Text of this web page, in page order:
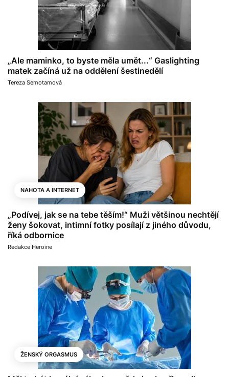
„Ale maminko, to byste měla umět...“ Gaslighting
matek začíná už na oddělení šestinedělí
Tereza Semotamová
NAHOTA A INTERNET
„Podívej, jak se na tebe těším!“ Muži většinou nechtějí
ženy šokovat, intimní fotky posílají z jiného důvodu,
říká odbornice
Redakce Heroine
ŽENSKÝ ORGASMUS